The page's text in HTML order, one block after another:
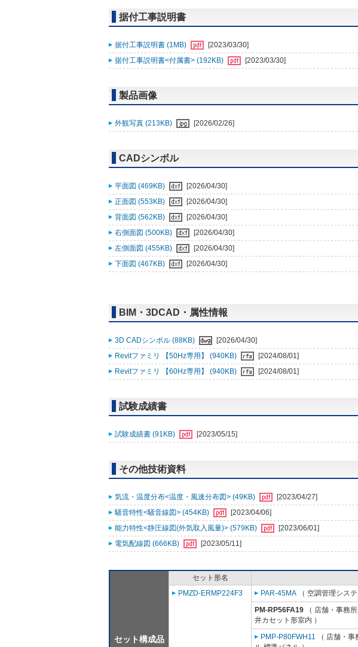
据付工事説明書
据付工事説明書 (1MB)
[2023/03/30]
据付工事説明書<付属書> (192KB)
[2023/03/30]
製品画像
外観写真 (213KB) [2026/02/26]
CADシンボル
平面図 (469KB)
[2026/04/30]
正面図 (553KB)
[2026/04/30]
背面図 (562KB)
[2026/04/30]
右側面図 (500KB)
[2026/04/30]
左側面図 (455KB)
[2026/04/30]
下面図 (467KB)
[2026/04/30]
BIM・3DCAD・属性情報
3D CADシンボル (88KB)
[2026/04/30]
Revitファミリ 【50Hz専用】 (940KB)
[2024/08/01]
Revitファミリ 【60Hz専用】 (940KB)
[2024/08/01]
試験成績書
試験成績書 (91KB) [2023/05/15]
その他技術資料
気流・温度分布<温度・風速分布図> (49KB)
[2023/04/27]
騒音特性<騒音線図> (454KB)
[2023/04/06]
能力特性<静圧線図(外気取入風量)> (579KB)
[2023/06/01]
電気配線図 (666KB)
[2023/05/11]
セット構成品
セット形名
PMZD-ERMP224F3
PAR-45MA （ 空調管理シス
PM-RP56FA19 （ 店舗・事務
井カセット形室内 ）
PMP-P80FWH11 （ 店舗・